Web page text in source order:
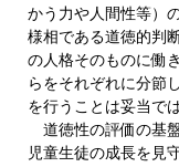
かう力や人間性等）
様相である道徳的判
の人格そのものに働
らをそれぞれに分節
を行うことは妥当で
道徳性の評価の基
児童生徒の成長を見